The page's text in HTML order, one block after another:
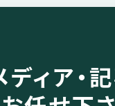
ィア・